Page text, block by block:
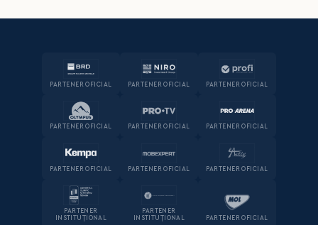
PARTENER OFICIAL PARTENER OFICIAL PARTENER OFICIAL
PARTENER OFICIAL PARTENER OFICIAL PARTENER OFICIAL
PARTENER OFICIAL PARTENER OFICIAL PARTENER OFICIAL
PARTENER
INSTITUȚIONAL
PARTENER
INSTITUȚIONAL
PARTENER OFICIAL